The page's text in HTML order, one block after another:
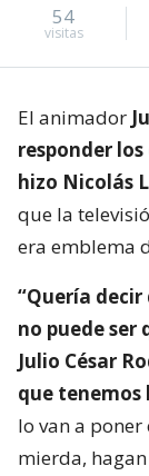
54
visitas
El animador
responder
hizo Nicolás
que la
era emblema
“Quería
no puede ser
Julio César
que tenemos
lo van a poner
mierda,